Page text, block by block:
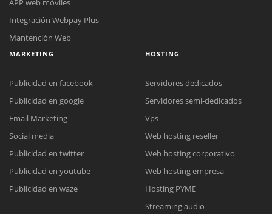
Reunión online
Meet para la reunión online.
Cotización
Chat Online
Todos nuestros ejecutivos están fuera de línea. Complete el formulario
Integración Webpay Plus
Mantención Web
MARKETING
Publicidad en facebook
Publicidad en google
Email Marketing
Social media
Publicidad en twitter
Publicidad en youtube
Publicidad en waze
HOSTING
Servidores dedicados
Servidores semi-dedicados
Vps
Web hosting reseller
Web hosting corporativo
Web hosting empresa
Hosting PYME
Streaming audio